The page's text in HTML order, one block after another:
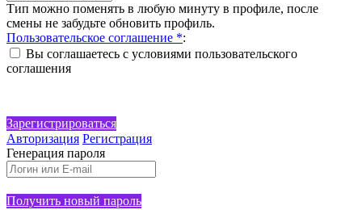
Тип можно поменять в любую минуту в профиле, после
смены не забудьте обновить профиль.
Пользовательское соглашение *:
Вы соглашаетесь с условиями пользовательского
соглашения
Зарегистрироваться
Авторизация Регистрация
Генерация пароля
Получить новый пароль